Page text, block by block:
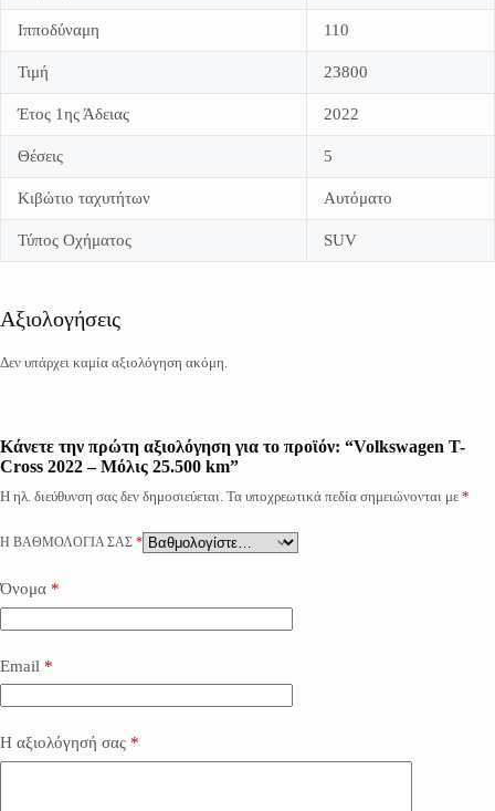
Ιπποδύναμη 110
Τιμή 23800
Έτος 1ης Άδειας 2022
Θέσεις 5
Κιβώτιο ταχυτήτων Αυτόματο
Τύπος Οχήματος SUV
Αξιολογήσεις
Δεν υπάρχει καμία αξιολόγηση ακόμη.
Κάνετε την πρώτη αξιολόγηση για το προϊόν: “Volkswagen T-
Cross 2022 – Μόλις 25.500 km”
Η ηλ. διεύθυνση σας δεν δημοσιεύεται. Τα υποχρεωτικά πεδία σημειώνονται με *
Η ΒΑΘΜΟΛΟΓΊΑ ΣΑΣ *
Όνομα *
Email *
Η αξιολόγησή σας *